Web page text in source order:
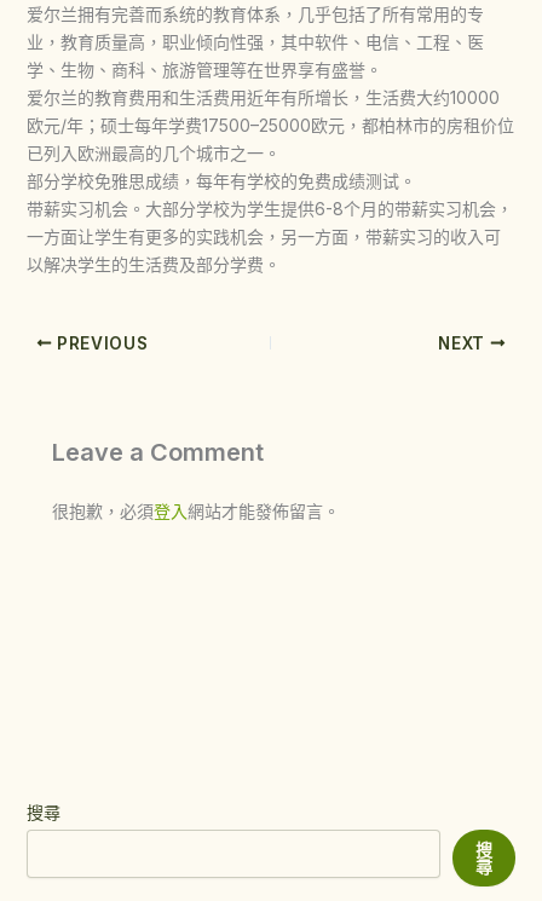
爱尔兰拥有完善而系统的教育体系，几乎包括了所有常用的专
业，教育质量高，职业倾向性强，其中软件、电信、工程、医
学、生物、商科、旅游管理等在世界享有盛誉。
爱尔兰的教育费用和生活费用近年有所增长，生活费大约10000
欧元/年；硕士每年学费17500–25000欧元，都柏林市的房租价位
已列入欧洲最高的几个城市之一。
部分学校免雅思成绩，每年有学校的免费成绩测试。
带薪实习机会。大部分学校为学生提供6-8个月的带薪实习机会，
一方面让学生有更多的实践机会，另一方面，带薪实习的收入可
以解决学生的生活费及部分学费。
PREVIOUS NEXT
Leave a Comment
很抱歉，必須登入網站才能發佈留言。
搜尋
搜
尋